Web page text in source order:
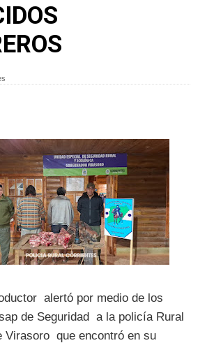
alertó por medio de los
de Seguridad a la policía Rural
Virasoro que encontró en su